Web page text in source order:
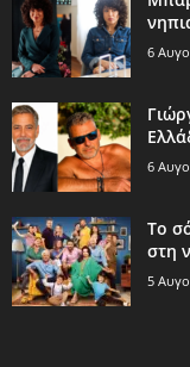
6
6
Το
στη
5